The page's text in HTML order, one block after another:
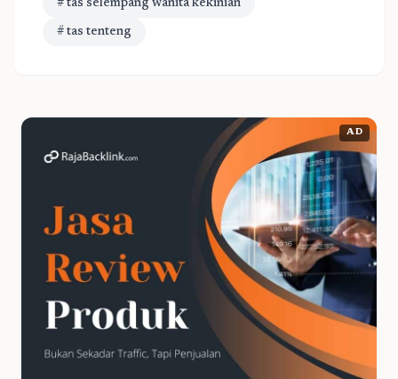
# tas selempang wanita kekinian
# tas tenteng
AD